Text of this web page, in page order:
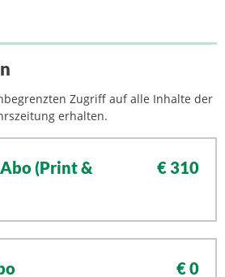
Zugriff auf alle Inhalte der
erhalten.
(Print &
€ 310
€ 0